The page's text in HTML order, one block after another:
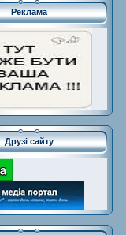
Реклама
Друзі сайту